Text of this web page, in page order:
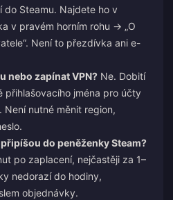
Steamu. Najdete ho v
v pravém horním rohu → „O
Není to přezdívka ani e-
nebo zapínat VPN? Ne. Dobití
přihlašovacího jména pro účty
Není nutné měnit region,
do peněženky Steam?
po zaplacení, nejčastěji za 1–
nedorazí do hodiny,
objednávky.